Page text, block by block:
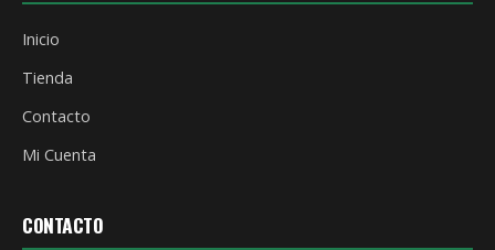
Inicio
Tienda
Contacto
Mi Cuenta
CONTACTO